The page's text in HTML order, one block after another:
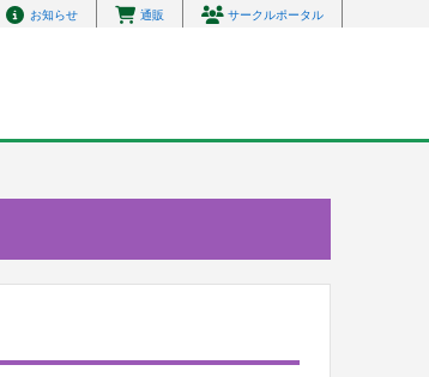
お知らせ 通販 サークルポータル